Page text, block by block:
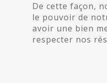
De cette façon,
le pouvoir de
avoir une bien
respecter nos